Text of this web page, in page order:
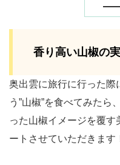
香り高い山椒の
奥出雲に旅行に行った際
う”山椒”を食べてみたら
った山椒イメージを覆
ートさせていただきます